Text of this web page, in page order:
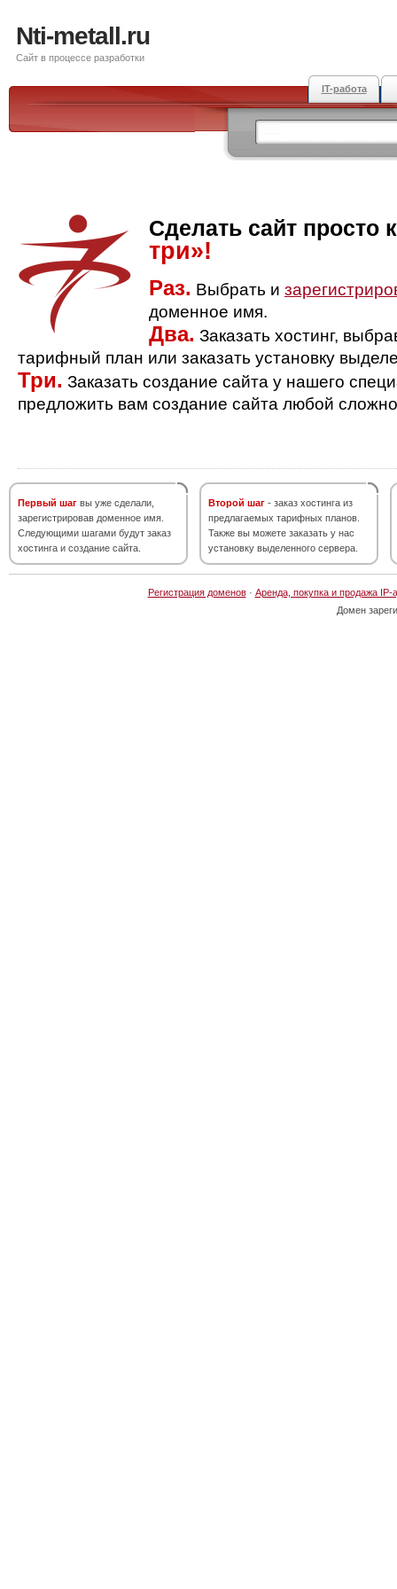
Nti-metall.ru
Сайт в процессе разработки
IT-работа
Сделать сайт просто
три»!
Раз. Выбрать и
доменное имя.
Два. Заказать хостинг,
тарифный план или заказать установку
Три. Заказать создание сайта у нашего
предложить вам создание сайта любой
Первый шаг вы уже сделали,
зарегистрировав доменное имя.
Следующими шагами будут заказ
хостинга и создание сайта.
Второй шаг - заказ хостинга из
предлагаемых тарифных планов.
Также вы можете заказать у нас
установку выделенного сервера.
Регистрация доменов· Аренда, покупка и продажа IP-
Домен